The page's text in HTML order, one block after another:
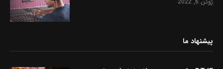
ژوئن 6, 2022
پیشنهاد ما